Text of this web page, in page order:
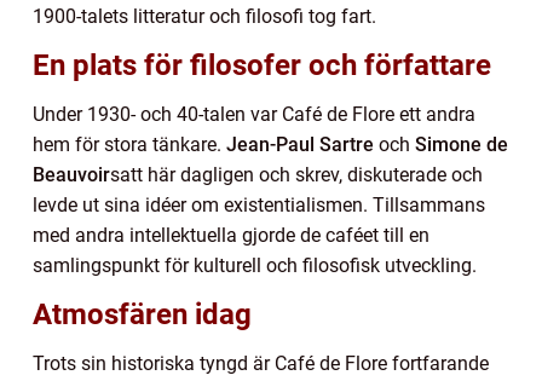
1900-talets litteratur och filosofi tog fart.
En plats för filosofer och författare
Under 1930- och 40-talen var Café de Flore ett andra
hem för stora tänkare. Jean-Paul Sartre och Simone de
Beauvoirsatt här dagligen och skrev, diskuterade och
levde ut sina idéer om existentialismen. Tillsammans
med andra intellektuella gjorde de caféet till en
samlingspunkt för kulturell och filosofisk utveckling.
Atmosfären idag
Trots sin historiska tyngd är Café de Flore fortfarande